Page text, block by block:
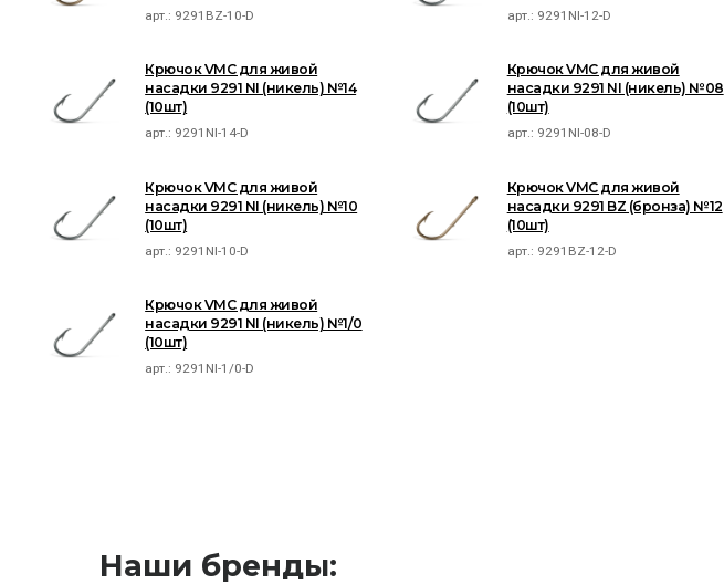
арт.: 9291BZ-10-D арт.: 9291NI-12-D
Крючок VMC для живой
насадки 9291 NI (никель) №14
(10шт)
арт.: 9291NI-14-D
Крючок VMC для живой
насадки 9291 NI (никель) №08
(10шт)
арт.: 9291NI-08-D
Крючок VMC для живой
насадки 9291 NI (никель) №10
(10шт)
арт.: 9291NI-10-D
Крючок VMC для живой
насадки 9291 BZ (бронза) №12
(10шт)
арт.: 9291BZ-12-D
Крючок VMC для живой
насадки 9291 NI (никель) №1/0
(10шт)
арт.: 9291NI-1/0-D
Наши бренды: